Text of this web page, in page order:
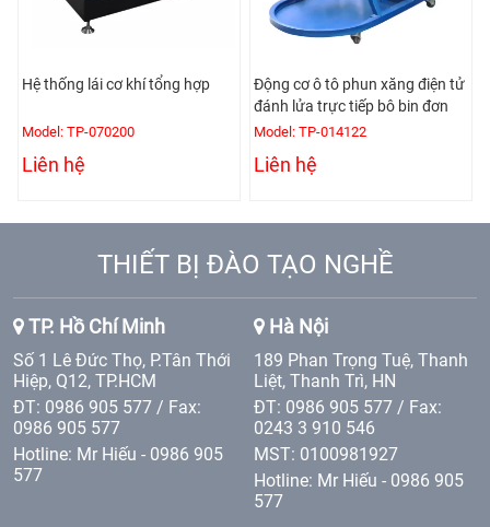
Hệ thống lái cơ khí tổng hợp
Model: TP-070200
Liên hệ
Động cơ ô tô phun xăng điện tử
đánh lửa trực tiếp bô bin đơn
Model: TP-014122
Liên hệ
THIẾT BỊ ĐÀO TẠO NGHỀ
TP. Hồ Chí Minh
Số 1 Lê Đức Thọ, P.Tân Thới
Hiệp, Q12, TP.HCM
ĐT: 0986 905 577 / Fax:
0986 905 577
Hotline: Mr Hiếu - 0986 905
577
Hà Nội
189 Phan Trọng Tuệ, Thanh
Liệt, Thanh Trì, HN
ĐT: 0986 905 577 / Fax:
0243 3 910 546
MST: 0100981927
Hotline: Mr Hiếu - 0986 905
577